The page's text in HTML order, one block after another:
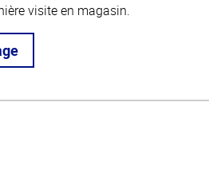
visite en magasin.